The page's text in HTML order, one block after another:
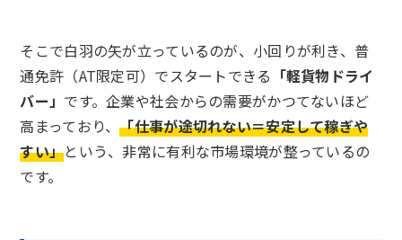
そこで白羽の矢が立っているのが、小回りが利き、普
通免許（AT限定可）でスタートできる 「軽貨物ドライ
バー」 です。企業や社会からの需要がかつてないほど
高まっており、「仕事が途切れない＝安定して稼ぎや
すい」という、非常に有利な市場環境が整っているの
です。